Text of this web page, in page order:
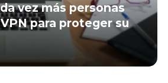
vez más personas
para proteger su